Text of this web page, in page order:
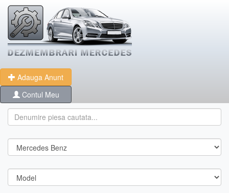
Adauga Anunt
Contul Meu